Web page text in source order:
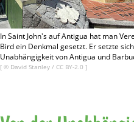
In Saint John's auf Antigua hat man
Bird ein Denkmal gesetzt. Er setzte
Unabhängigkeit von Antigua und
[ © David Stanley / CC BY-2.0 ]